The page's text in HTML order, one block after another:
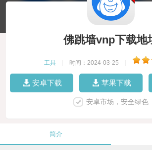
佛跳墙vnp下载地
工具 时间：2024-03-25
安卓下载 苹果下载
安卓市场，安全绿色
简介